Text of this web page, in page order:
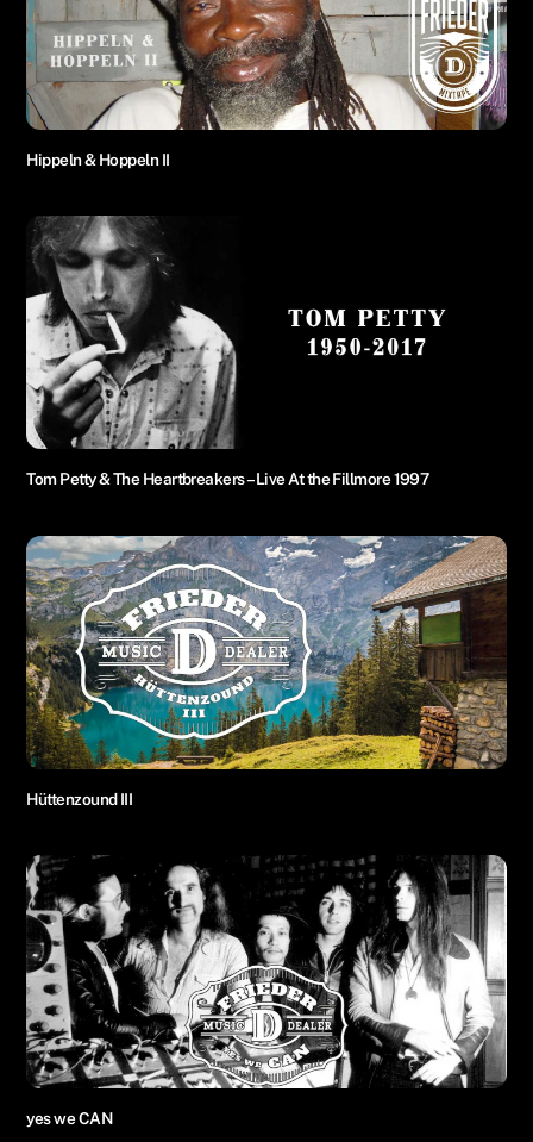
Hippeln & Hoppeln II
Tom Petty & The Heartbreakers – Live At the Fillmore 1997
Hüttenzound III
yes we CAN